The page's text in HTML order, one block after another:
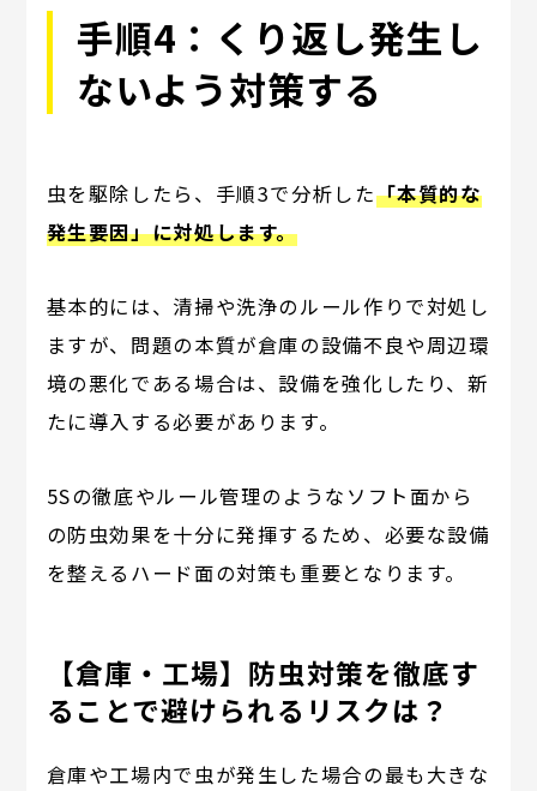
手順4：くり返し発生し
ないよう対策する
虫を駆除したら、手順3で分析した「本質的な
発生要因」に対処します。
基本的には、清掃や洗浄のルール作りで対処し
ますが、問題の本質が倉庫の設備不良や周辺環
境の悪化である場合は、設備を強化したり、新
たに導入する必要があります。
5Sの徹底やルール管理のようなソフト面から
の防虫効果を十分に発揮するため、必要な設備
を整えるハード面の対策も重要となります。
【倉庫・工場】防虫対策を徹底す
ることで避けられるリスクは？
倉庫や工場内で虫が発生した場合の最も大きな